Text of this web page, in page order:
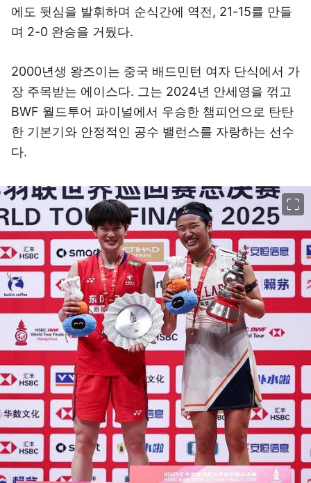
에도 뒷심을 발휘하며 순식간에 역전, 21-15를 만들
며 2-0 완승을 거뒀다.
2000년생 왕즈이는 중국 배드민턴 여자 단식에서 가
장 주목받는 에이스다. 그는 2024년 안세영을 꺾고
BWF 월드투어 파이널에서 우승한 챔피언으로 탄탄
한 기본기와 안정적인 공수 밸런스를 자랑하는 선수
다.